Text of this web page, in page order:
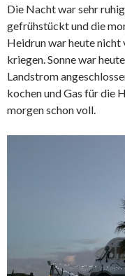
Die Nacht war sehr
gefrühstückt und die
Heidrun war heute nicht
kriegen. Sonne war
Landstrom
kochen und Gas für die
morgen schon voll.